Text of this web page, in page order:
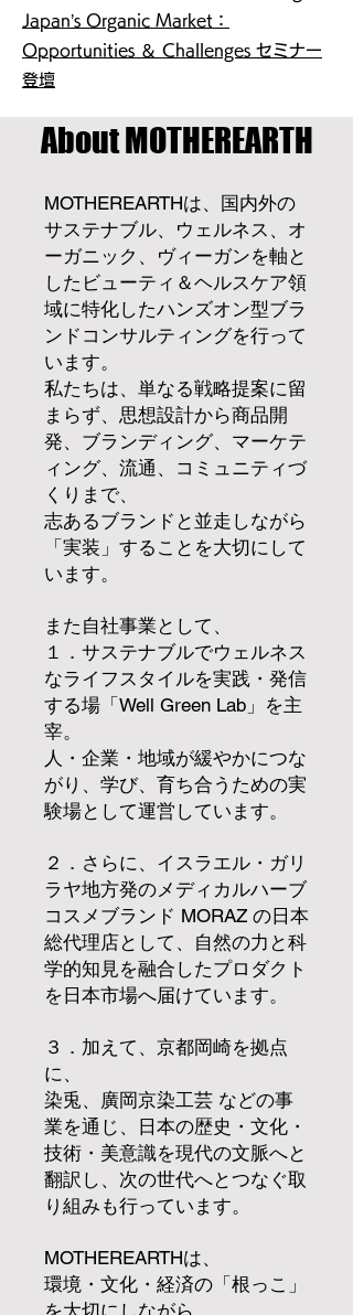
Japan’s Organic Market：
Opportunities ＆ Challenges セミナー
登壇
About MOTHEREARTH
MOTHEREARTHは、国内外の
サステナブル、ウェルネス、オ
ーガニック、ヴィーガンを軸と
したビューティ＆ヘルスケア領
域に特化したハンズオン型ブラ
ンドコンサルティングを行って
います。
私たちは、単なる戦略提案に留
まらず、思想設計から商品開
発、ブランディング、マーケテ
ィング、流通、コミュニティづ
くりまで、
志あるブランドと並走しながら
「実装」することを大切にして
います。
また自社事業として、
１．サステナブルでウェルネス
なライフスタイルを実践・発信
する場「Well Green Lab」を主
宰。
人・企業・地域が緩やかにつな
がり、学び、育ち合うための実
験場として運営しています。
２．さらに、イスラエル・ガリ
ラヤ地方発のメディカルハーブ
コスメブランド MORAZ の日本
総代理店として、自然の力と科
学的知見を融合したプロダクト
を日本市場へ届けています。
３．加えて、京都岡崎を拠点
に、
染兎、廣岡京染工芸 などの事
業を通じ、日本の歴史・文化・
技術・美意識を現代の文脈へと
翻訳し、次の世代へとつなぐ取
り組みも行っています。
MOTHEREARTHは、
環境・文化・経済の「根っこ」
を大切にしながら、